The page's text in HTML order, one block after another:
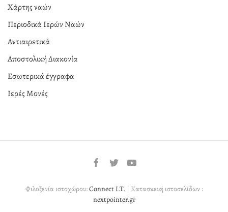
Χάρτης ναών
Περιοδικά Ιερών Ναών
Αντιαιρετικά
Αποστολική Διακονία
Εσωτερικά έγγραφα
Ιερές Μονές
Φιλοξενία ιστοχώρου:Connect I.T. | Κατασκευή ιστοσελίδων :
nextpointer.gr